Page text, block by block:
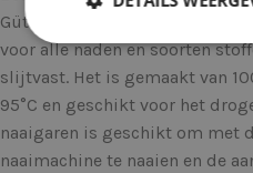
Gütermann allesnaaigaren
voor alle naden en soorten
slijtvast. Het is gemaakt van
95°C en geschikt voor het
naaigaren is geschikt om met
naaimachine te naaien en de